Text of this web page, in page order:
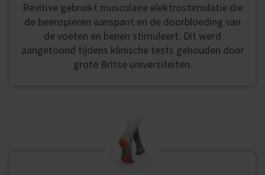
Revitive gebruikt musculaire elektrostimulatie die
de beenspieren aanspant en de doorbloeding van
de voeten en benen stimuleert. Dit werd
aangetoond tijdens klinische tests gehouden door
grote Britse universiteiten.